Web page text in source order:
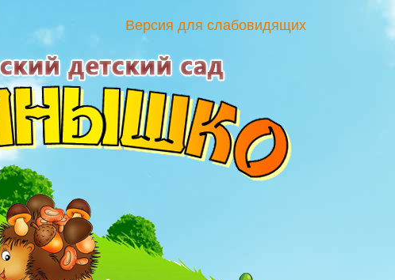
Версия для слабовидящих